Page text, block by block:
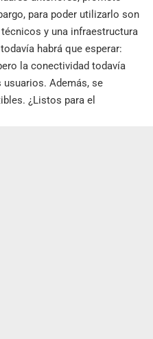
para poder utilizarlo son
y una infraestructura
habrá que esperar:
la conectividad todavía
Además, se
¿Listos para el